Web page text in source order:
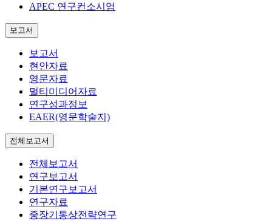
APEC 연구컨소시엄
보고서
보고서
현안자료
영문자료
멀티미디어자료
연구성과정보
EAER(영문학술지)
전체보고서
전체보고서
연구보고서
기본연구보고서
연구자료
중장기통상전략연구